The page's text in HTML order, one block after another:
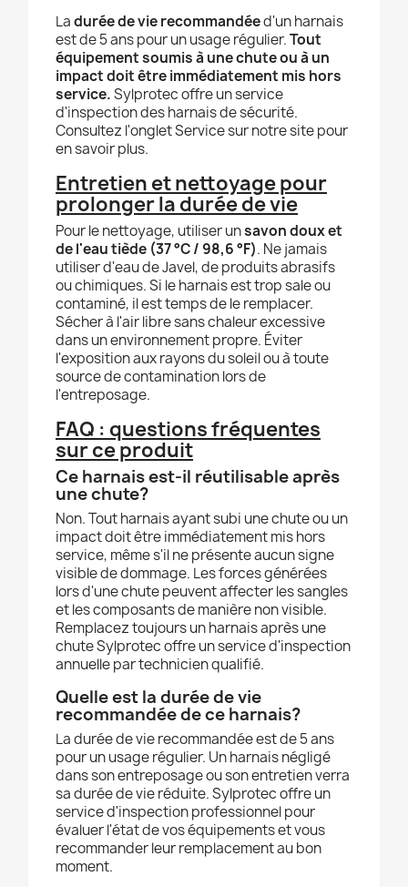
Ladurée de vie recommandéed'un harnais
est de 5 ans pour un usage régulier.Tout
équipement soumis à une chute ou à un
impact doit être immédiatement mis hors
service.Sylprotec offre un service
d'inspection des harnais de sécurité.
Consultez l'onglet Service sur notre site pour
en savoir plus.
Entretien et nettoyage pour
prolonger la durée de vie
Pour le nettoyage, utiliser unsavon doux et
de l'eau tiède (37 °C / 98,6 °F). Ne jamais
utiliser d'eau de Javel, de produits abrasifs
ou chimiques. Si le harnais est trop sale ou
contaminé, il est temps de le remplacer.
Sécher à l'air libre sans chaleur excessive
dans un environnement propre. Éviter
l'exposition aux rayons du soleil ou à toute
source de contamination lors de
l'entreposage.
FAQ : questions fréquentes
sur ce produit
Ce harnais est-il réutilisable après
une chute?
Non. Tout harnais ayant subi une chute ou un
impact doit être immédiatement mis hors
service, même s'il ne présente aucun signe
visible de dommage. Les forces générées
lors d'une chute peuvent affecter les sangles
et les composants de manière non visible.
Remplacez toujours un harnais après une
chute Sylprotec offre un service d'inspection
annuelle par technicien qualifié.
Quelle est la durée de vie
recommandée de ce harnais?
La durée de vie recommandée est de 5 ans
pour un usage régulier. Un harnais négligé
dans son entreposage ou son entretien verra
sa durée de vie réduite. Sylprotec offre un
service d'inspection professionnel pour
évaluer l'état de vos équipements et vous
recommander leur remplacement au bon
moment.